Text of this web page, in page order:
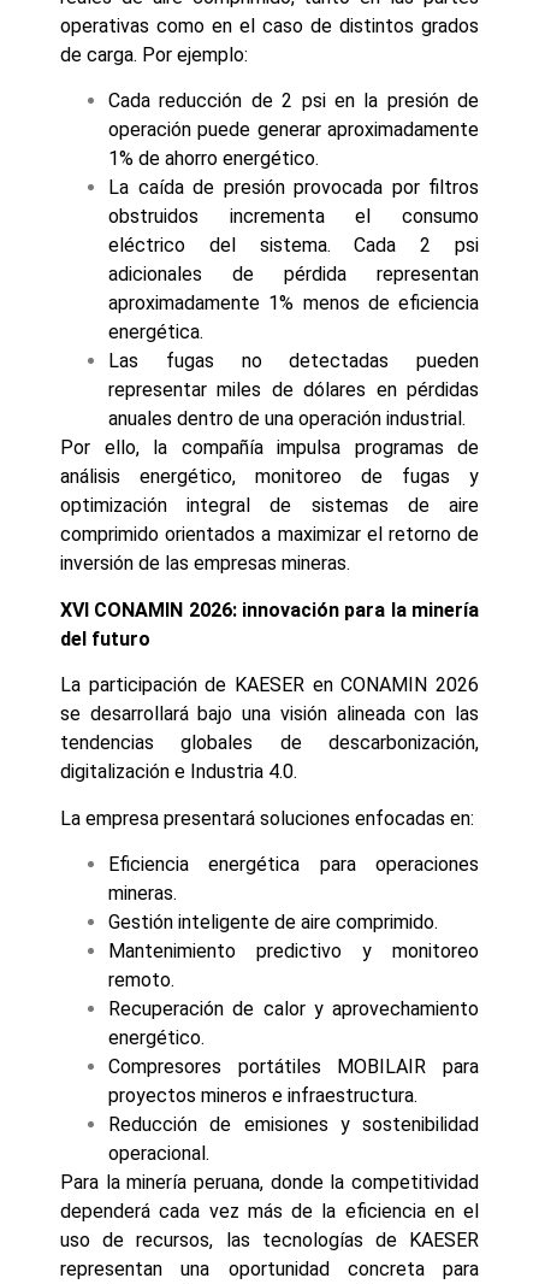
operativas como en el caso de distintos grados
de carga. Por ejemplo:
Cada reducción de 2 psi en la presión de
operación puede generar aproximadamente
1% de ahorro energético.
La caída de presión provocada por filtros
obstruidos incrementa el consumo
eléctrico del sistema. Cada 2 psi
adicionales de pérdida representan
aproximadamente 1% menos de eficiencia
energética.
Las fugas no detectadas pueden
representar miles de dólares en pérdidas
anuales dentro de una operación industrial.
Por ello, la compañía impulsa programas de
análisis energético, monitoreo de fugas y
optimización integral de sistemas de aire
comprimido orientados a maximizar el retorno de
inversión de las empresas mineras.
XVI CONAMIN 2026: innovación para la minería
del futuro
La participación de KAESER en CONAMIN 2026
se desarrollará bajo una visión alineada con las
tendencias globales de descarbonización,
digitalización e Industria 4.0.
La empresa presentará soluciones enfocadas en:
Eficiencia energética para operaciones
mineras.
Gestión inteligente de aire comprimido.
Mantenimiento predictivo y monitoreo
remoto.
Recuperación de calor y aprovechamiento
energético.
Compresores portátiles MOBILAIR para
proyectos mineros e infraestructura.
Reducción de emisiones y sostenibilidad
operacional.
Para la minería peruana, donde la competitividad
dependerá cada vez más de la eficiencia en el
uso de recursos, las tecnologías de KAESER
representan una oportunidad concreta para